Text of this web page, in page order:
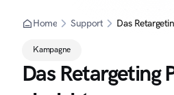
Home Support Das
Kampagne
Das Retargeting